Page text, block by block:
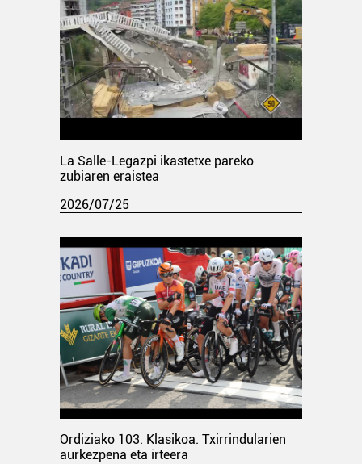
La Salle-Legazpi ikastetxe pareko
zubiaren eraistea
2026/07/25
Ordiziako 103. Klasikoa. Txirrindularien
aurkezpena eta irteera